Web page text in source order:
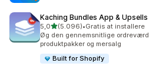
Kaching Bundles App & Upsells
5,0ud af 5 stjerner
(5.096)
5096 anmeldelser i alt
•Gratis at installere
Øg den gennemsnitlige
produktpakker og mersalg
Built for Shopify